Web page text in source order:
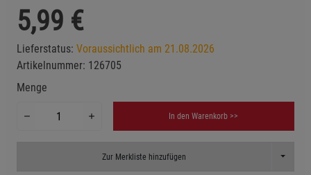
5,99 €
Lieferstatus: Voraussichtlich am 21.08.2026
Artikelnummer: 126705
Menge
In den Warenkorb >>
Zur Merkliste hinzufügen Toggle